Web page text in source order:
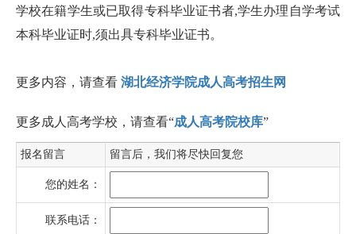
学校在籍学生或已取得专科毕业证书者,学生办理自学考试
本科毕业证时,须出具专科毕业证书。
更多内容，请查看 湖北经济学院成人高考招生网
更多成人高考学校，请查看“成人高考院校库”
报名留言 留言后，我们将尽快回复您
您的姓名：
联系电话：